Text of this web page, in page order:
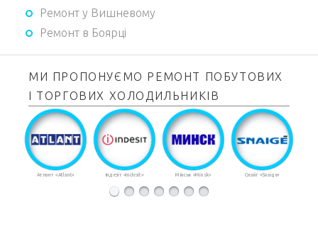
Ремонт у Вишневому
Ремонт в Боярці
МИ ПРОПОНУЄМО РЕМОНТ ПОБУТОВИХ
І ТОРГОВИХ ХОЛОДИЛЬНИКІВ